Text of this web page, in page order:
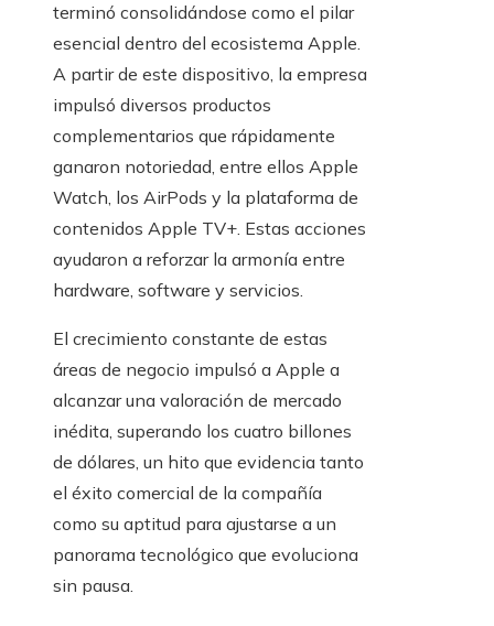
terminó consolidándose como el pilar
esencial dentro del ecosistema Apple.
A partir de este dispositivo, la empresa
impulsó diversos productos
complementarios que rápidamente
ganaron notoriedad, entre ellos Apple
Watch, los AirPods y la plataforma de
contenidos Apple TV+. Estas acciones
ayudaron a reforzar la armonía entre
hardware, software y servicios.
El crecimiento constante de estas
áreas de negocio impulsó a Apple a
alcanzar una valoración de mercado
inédita, superando los cuatro billones
de dólares, un hito que evidencia tanto
el éxito comercial de la compañía
como su aptitud para ajustarse a un
panorama tecnológico que evoluciona
sin pausa.